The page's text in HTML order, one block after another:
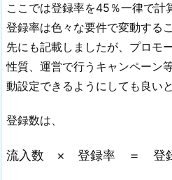
ここでは登録率を45％一律で計
登録率は色々な要件で変動する
先にも記載しましたが、プロモ
性質、運営で行うキャンペーン
動設定できるようにしても良い
登録数は、
流入数 × 登録率 ＝ 登